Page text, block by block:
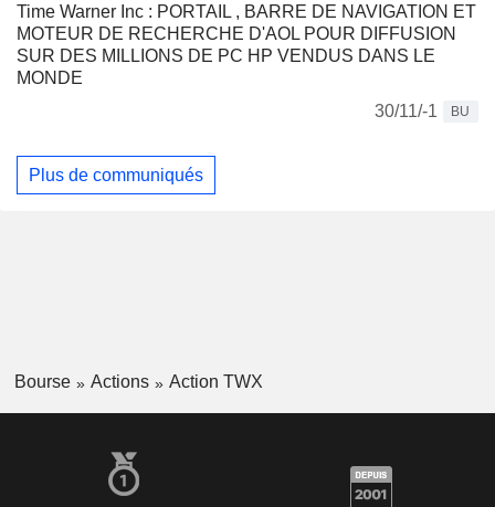
Time Warner Inc : PORTAIL , BARRE DE NAVIGATION ET
MOTEUR DE RECHERCHE D'AOL POUR DIFFUSION
SUR DES MILLIONS DE PC HP VENDUS DANS LE
MONDE
30/11/-1
BU
Plus de communiqués
Bourse Actions Action TWX